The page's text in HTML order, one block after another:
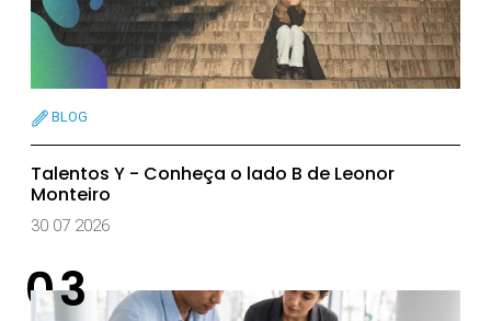
BLOG
Talentos Y - Conheça o lado B de Leonor
Monteiro
30 07 2026